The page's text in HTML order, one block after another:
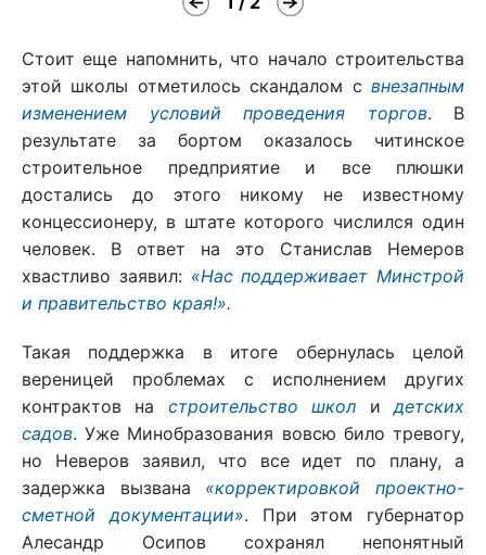
Стоит еще напомнить, что начало строительства
этой школы отметилось скандалом с внезапным
изменением условий проведения торгов. В
результате за бортом оказалось читинское
строительное предприятие и все плюшки
достались до этого никому не известному
концессионеру, в штате которого числился один
человек. В ответ на это Станислав Немеров
хвастливо заявил: «Нас поддерживает Минстрой
и правительство края!».
Такая поддержка в итоге обернулась целой
вереницей проблемах с исполнением других
контрактов на строительство школ идетских
садов. Уже Минобразования вовсю било тревогу,
но Неверов заявил, что все идет по плану, а
задержка вызвана «корректировкой проектно-
сметной документации». При этом губернатор
Алесандр Осипов сохранял непонятный